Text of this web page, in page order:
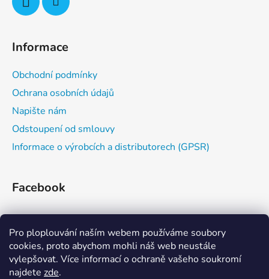
Pro ploplouvání naším webem používáme soubory
cookies, proto abychom mohli náš web neustále
vylepšovat. Více informací o ochraně vašeho soukromí
najdete zde.
Informace
Obchodní podmínky
Ochrana osobních údajů
Napište nám
Odstoupení od smlouvy
Informace o výrobcích a distributorech (GPSR)
Facebook